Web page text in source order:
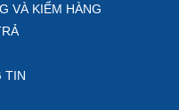
VÀ KIỂM HÀNG
TIN